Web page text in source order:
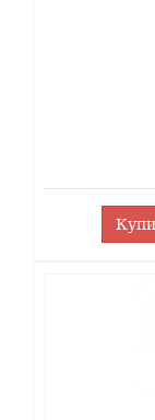
кислотой и
Intence" 150мл,
молочной и
MESODERM
Лосьон-
200мл,
Фотозащитный
Фотозащитный